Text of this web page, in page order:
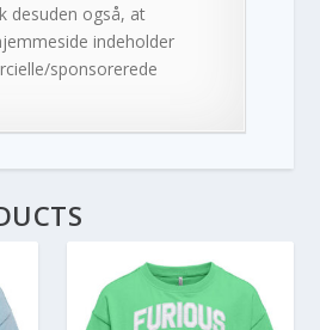
desuden også, at
indeholder
sponsorerede